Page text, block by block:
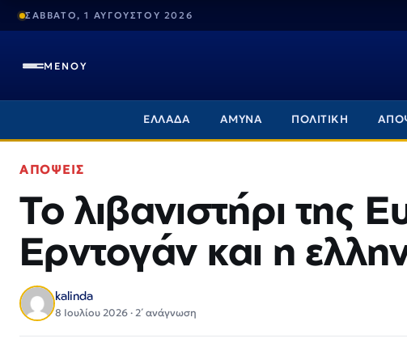
ΣΑΒΒΑΤΟ, 1 ΑΥΓΟΥΣΤΟΥ 2026
ΜΕΝΟΥ
ΕΛΛΑΔΑ ΑΜΥΝΑ ΠΟΛΙΤΙΚΗ
ΑΠΟΨΕΙΣ
Το λιβανιστήρι της
Ερντογάν και η
kalinda
8 Ιουλίου 2026 · 2΄ ανάγνωση